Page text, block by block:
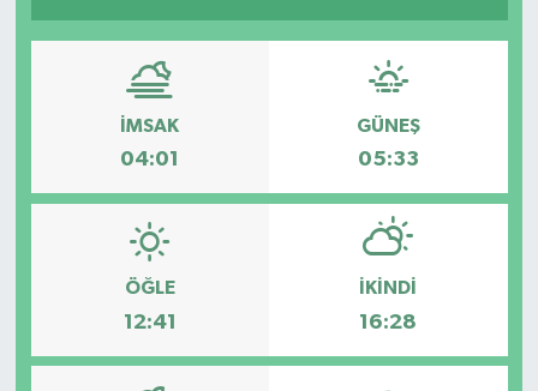
İMSAK
04:01
GÜNEŞ
05:33
ÖĞLE
12:41
İKINDI
16:28
Müzik
Sağlık
Sinemalar
Siyaset